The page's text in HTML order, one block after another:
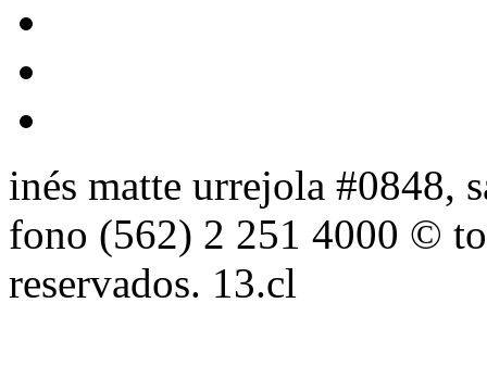
inés matte urrejola #0848,
fono (562) 2 251 4000 ©
reservados. 13.cl